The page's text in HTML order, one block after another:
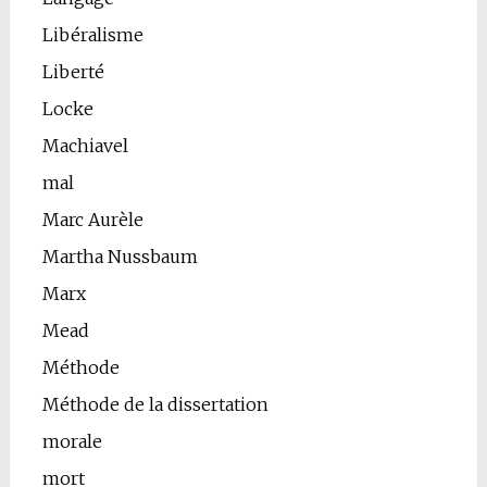
Libéralisme
Liberté
Locke
Machiavel
mal
Marc Aurèle
Martha Nussbaum
Marx
Mead
Méthode
Méthode de la dissertation
morale
mort